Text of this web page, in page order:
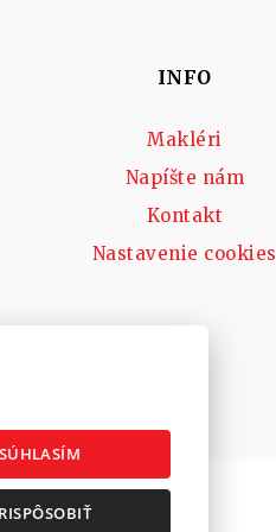
INFO
Makléri
Napíšte nám
Kontakt
Nastavenie cookies
poriadok
SÚHLASÍM